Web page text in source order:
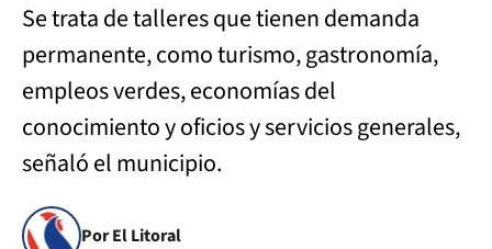
Se trata de talleres que tienen demanda
permanente, como turismo, gastronomía,
empleos verdes, economías del
conocimiento y oficios y servicios generales,
señaló el municipio.
Por El Litoral